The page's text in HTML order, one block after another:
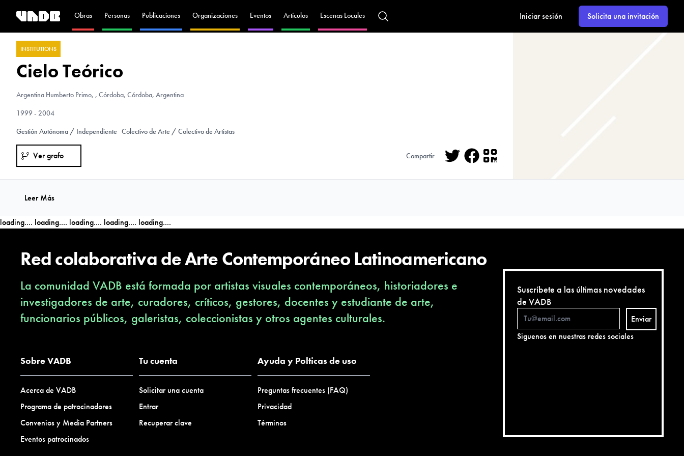
Obras Personas Publicaciones Organizaciones Eventos Artículos Escenas Locales Iniciar sesión Solicita una invitación
INSTITUTIONS
Cielo Teórico
Argentina Humberto Primo, , Córdoba, Córdoba, Argentina
1999 - 2004
Gestión Autónoma / Independiente Colectivo de Arte / Colectivo de Artistas
Ver grafo Compartir
Leer Más
loading.... loading.... loading.... loading.... loading....
Red colaborativa de Arte Contemporáneo Latinoamericano
La comunidad VADB está formada por artistas visuales contemporáneos, historiadores e
investigadores de arte, curadores, críticos, gestores, docentes y estudiante de arte,
funcionarios públicos, galeristas, coleccionistas y otros agentes culturales.
Sobre VADB
Acerca de VADB
Programa de patrocinadores
Convenios y Media Partners
Eventos patrocinados
Tu cuenta
Solicitar una cuenta
Entrar
Recuperar clave
Ayuda y Polticas de uso
Preguntas frecuentes (FAQ)
Privacidad
Términos
Suscríbete a las últimas novedades
de VADB
Enviar
Siguenos en nuestras redes sociales